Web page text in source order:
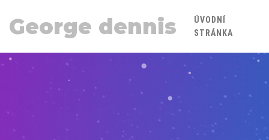
George dennis
ÚVODNÍ
STRÁNKA